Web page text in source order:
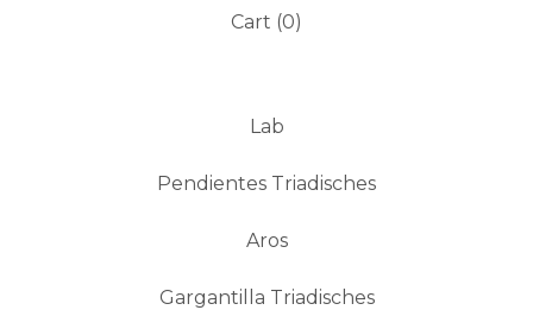
Cart (0)
Lab
Pendientes Triadisches
Aros
Gargantilla Triadisches